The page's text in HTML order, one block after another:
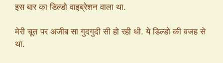
इस बार का डिल्डो वाइब्रेशन वाला था.
मेरी चूत पर अजीब सा गुदगुदी सी हो रही थी. ये डिल्डो की वजह से
था.